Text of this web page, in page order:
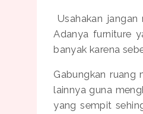
Usahakan
Adanya furniture
banyak karena
Gabungkan ruang
lainnya guna
yang sempit